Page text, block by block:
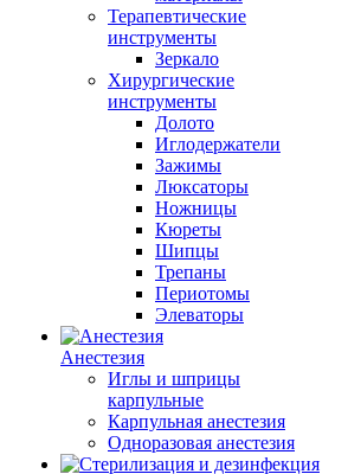
Терапевтические
инструменты
Зеркало
Хирургические
инструменты
Долото
Иглодержатели
Зажимы
Люксаторы
Ножницы
Кюреты
Шипцы
Трепаны
Периотомы
Элеваторы
Анестезия
Иглы и шприцы
карпульные
Карпульная анестезия
Одноразовая анестезия